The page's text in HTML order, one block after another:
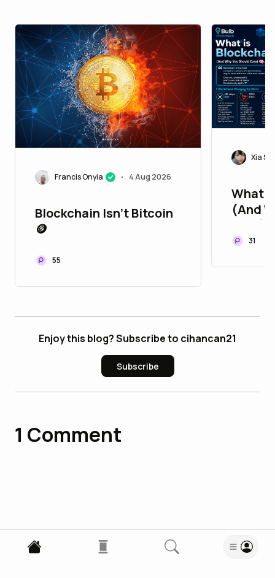
Francis Onyia • 4 Aug 2026
Blockchain Isn't Bitcoin
🪙
55
Xia
What
(And
Care)
31
Enjoy this blog? Subscribe to cihancan21
Subscribe
1 Comment